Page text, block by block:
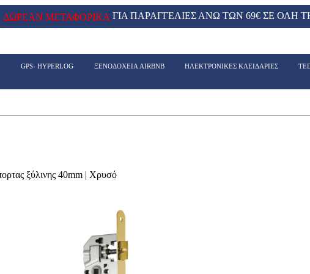
ΔΩΡΕΑΝ ΜΕΤΑΦΟΡΙΚΑ ΓΙΑ ΠΑΡΑΓΓΕΛΙΕΣ ΑΝΩ ΤΩΝ 69€ ΣΕ ΟΛΗ
GPS- HYPERLOG ΞΕΝΟΔΟΧΕΙΑ AIRBNB ΗΛΕΚΤΡΟΝΙΚΕΣ ΚΛΕΙΔΑΡΙΕΣ
ξύλινης 40mm | Χρυσό